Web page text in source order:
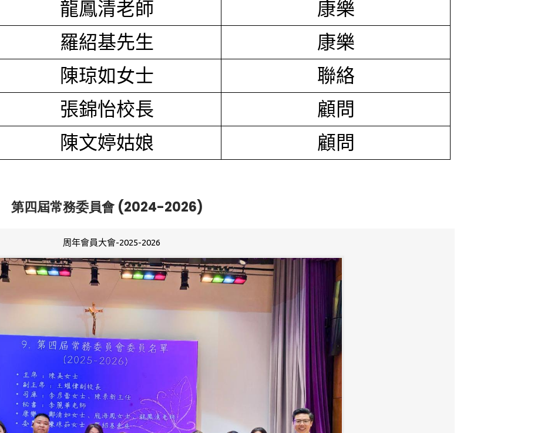
龍鳳清老師
康樂
羅紹基先生
康樂
陳琼如女士
聯絡
張錦怡校長
顧問
陳文婷姑娘 顧問
第四屆常務委員會 (2024-2026)
周年會員大會-2025-2026